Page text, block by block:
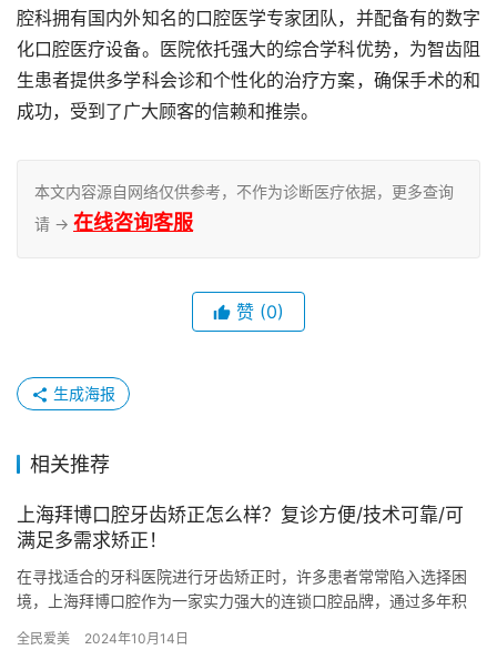
腔科拥有国内外知名的口腔医学专家团队，并配备有的数字
化口腔医疗设备。医院依托强大的综合学科优势，为智齿阻
生患者提供多学科会诊和个性化的治疗方案，确保手术的和
成功，受到了广大顾客的信赖和推崇。
本文内容源自网络仅供参考，不作为诊断医疗依据，更多查询
请 → 在线咨询客服
赞 (0)
生成海报
相关推荐
上海拜博口腔牙齿矫正怎么样？复诊方便/技术可靠/可
满足多需求矫正！
在寻找适合的牙科医院进行牙齿矫正时，许多患者常常陷入选择困
境，上海拜博口腔作为一家实力强大的连锁口腔品牌，通过多年积
您介…
全民爱美 2024年10月14日